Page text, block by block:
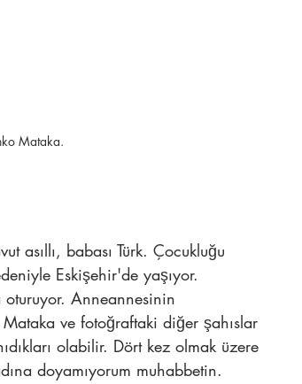
Mataka.
asıllı, babası Türk. Çocukluğu
Eskişehir'de yaşıyor.
Anneannesinin
ve fotoğraftaki diğer şahıslar
olabilir. Dört kez olmak üzere
doyamıyorum muhabbetin.